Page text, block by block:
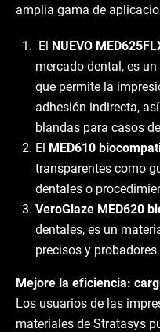
amplia gama de
El NUEVO
mercado dental, es
que permite la
adhesión indirecta,
blandas para casos
El MED610
transparentes como
dentales o
VeroGlaze MED620
dentales, es un
precisos y probadores.
Mejore la eficiencia:
Los usuarios de las
materiales de Stratasys